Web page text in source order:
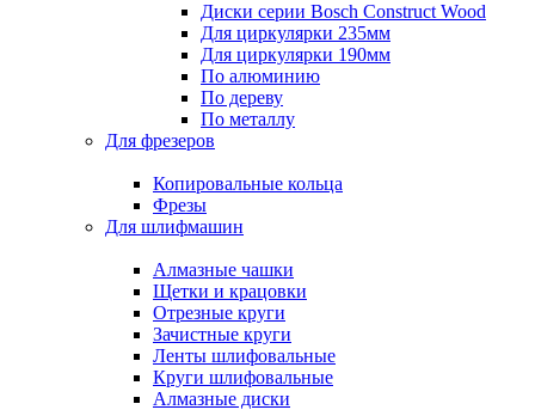
Диски серии Bosch Construct Wood
Для циркулярки 235мм
Для циркулярки 190мм
По алюминию
По дереву
По металлу
Для фрезеров
Копировальные кольца
Фрезы
Для шлифмашин
Алмазные чашки
Щетки и крацовки
Отрезные круги
Зачистные круги
Ленты шлифовальные
Круги шлифовальные
Алмазные диски